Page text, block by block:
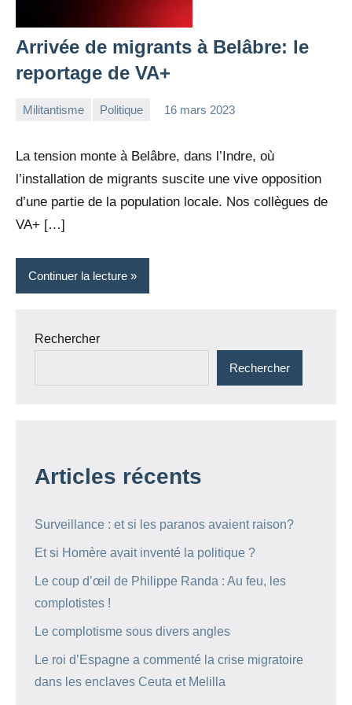
Arrivée de migrants à Belâbre: le
reportage de VA+
Militantisme Politique 16 mars 2023
La tension monte à Belâbre, dans l’Indre, où
l’installation de migrants suscite une vive opposition
d’une partie de la population locale. Nos collègues de
VA+ […]
Continuer la lecture
Rechercher
Rechercher
Articles récents
Surveillance : et si les paranos avaient raison?
Et si Homère avait inventé la politique ?
Le coup d’œil de Philippe Randa : Au feu, les
complotistes !
Le complotisme sous divers angles
Le roi d’Espagne a commenté la crise migratoire
dans les enclaves Ceuta et Melilla